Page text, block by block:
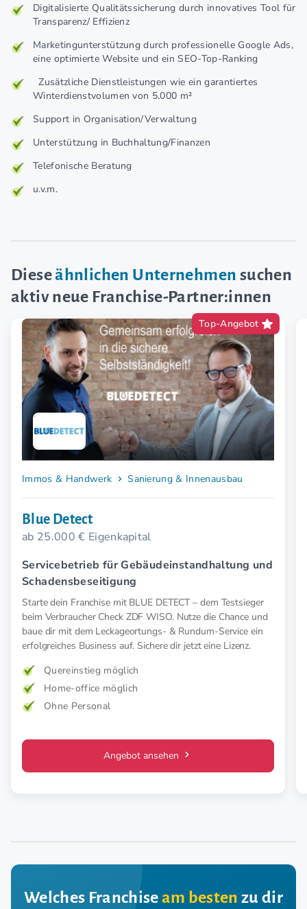
Digitalisierte Qualitätssicherung durch innovatives Tool für
Transparenz/ Effizienz
Marketingunterstützung durch professionelle Google Ads,
eine optimierte Website und ein SEO-Top-Ranking
Zusätzliche Dienstleistungen wie ein garantiertes
Winterdienstvolumen von 5.000 m²
Support in Organisation/Verwaltung
Unterstützung in Buchhaltung/Finanzen
Telefonische Beratung
u.v.m.
Dieseähnlichen Unternehmen suchen
aktiv neue Franchise-Partner:innen
Top-Angebot
Immos & Handwerk Sanierung & Innenausbau
Blue Detect
ab 25.000 € Eigenkapital
Servicebetrieb für Gebäudeinstandhaltung und
Schadensbeseitigung
Starte dein Franchise mit BLUE DETECT – dem Testsieger
beim Verbraucher Check ZDF WISO. Nutze die Chance und
baue dir mit dem Leckageortungs- & Rundum-Service ein
erfolgreiches Business auf. Sichere dir jetzt eine Lizenz.
Quereinstieg möglich
Home-office möglich
Ohne Personal
Angebot ansehen
Welches Franchiseam besten zu dir